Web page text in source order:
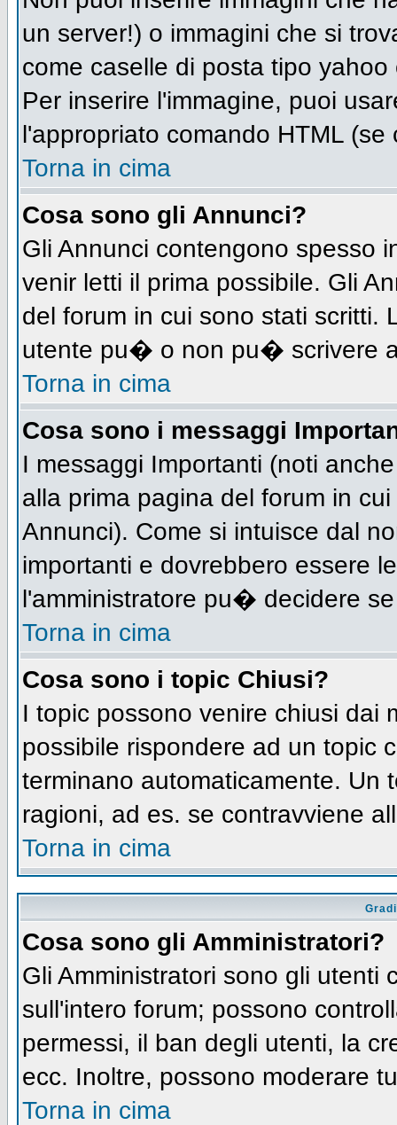
un server!) o immagini che si
come caselle di posta tipo
Per inserire l'immagine, puoi
l'appropriato comando HTML (se
Torna in cima
Cosa sono gli Annunci?
Gli Annunci contengono spesso
venir letti il prima possibile. Gli
del forum in cui sono stati
utente pu� o non pu� scrivere
Torna in cima
Cosa sono i messaggi
I messaggi Importanti (noti
alla prima pagina del forum in
Annunci). Come si intuisce dal
importanti e dovrebbero essere
l'amministratore pu� decidere
Torna in cima
Cosa sono i topic Chiusi?
I topic possono venire chiusi
possibile rispondere ad un topic
terminano automaticamente.
ragioni, ad es. se contravviene
Torna in cima
Cosa sono gli Amministratori?
Gli Amministratori sono gli
sull'intero forum; possono
permessi, il ban degli utenti, la
ecc. Inoltre, possono moderare
Torna in cima